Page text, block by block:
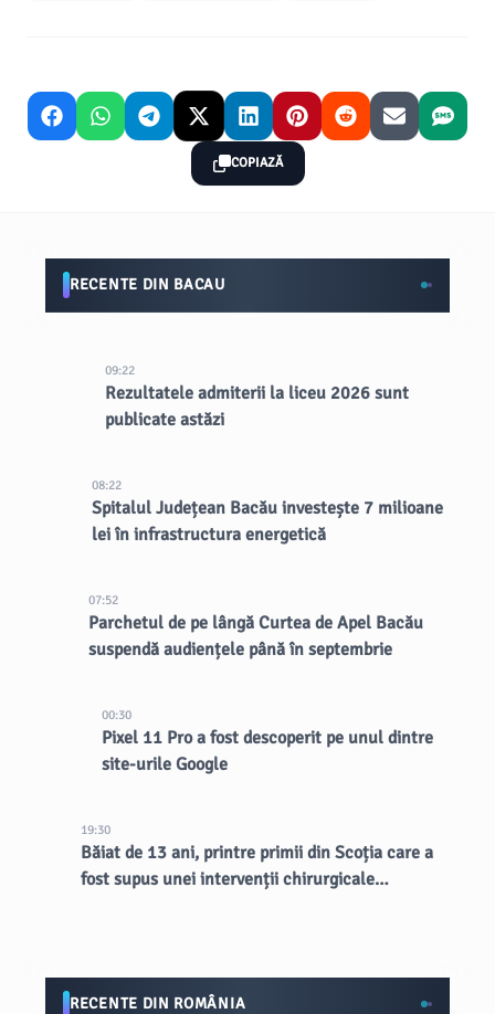
COPIAZĂ
RECENTE DIN BACAU
09:22
Rezultatele admiterii la liceu 2026 sunt
publicate astăzi
08:22
Spitalul Județean Bacău investește 7 milioane
lei în infrastructura energetică
07:52
Parchetul de pe lângă Curtea de Apel Bacău
suspendă audiențele până în septembrie
00:30
Pixel 11 Pro a fost descoperit pe unul dintre
site-urile Google
19:30
Băiat de 13 ani, printre primii din Scoția care a
fost supus unei intervenții chirurgicale
RECENTE DIN ROMÂNIA